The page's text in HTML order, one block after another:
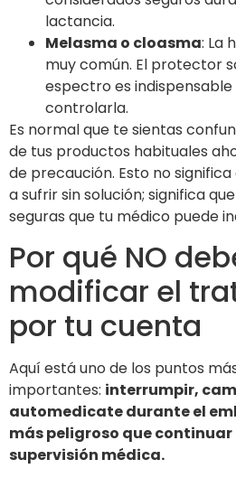
lactancia.
Melasma o cloasma: La
muy común. El protector
espectro es
controlarla.
Es normal que te sientas
de tus productos habituales
de precaución. Esto no
a sufrir sin solución; significa
seguras que tu médico puede
Por qué NO
modificar el
por tu cuenta
Aquí está uno de los puntos
importantes: interrumpir,
automedicate durante el
más peligroso que
supervisión médica.